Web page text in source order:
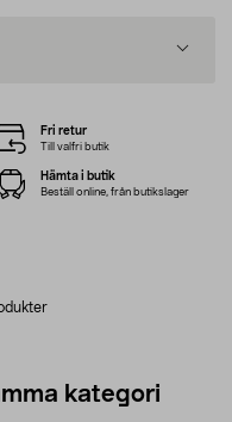
Fri retur
Till valfri butik
Hämta i butik
Beställ online, från butikslager
kategori